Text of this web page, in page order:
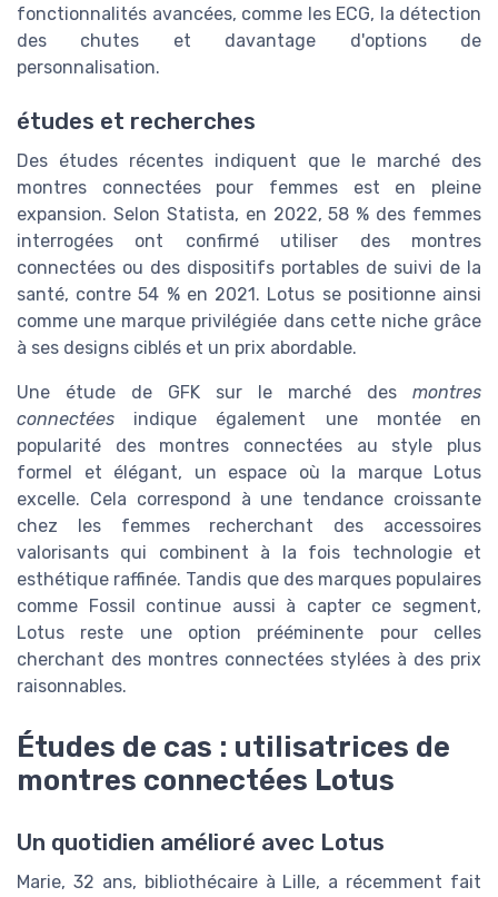
fonctionnalités avancées, comme les ECG, la détection
des chutes et davantage d'options de
personnalisation.
études et recherches
Des études récentes indiquent que le marché des
montres connectées pour femmes est en pleine
expansion. Selon Statista, en 2022, 58 % des femmes
interrogées ont confirmé utiliser des montres
connectées ou des dispositifs portables de suivi de la
santé, contre 54 % en 2021. Lotus se positionne ainsi
comme une marque privilégiée dans cette niche grâce
à ses designs ciblés et un prix abordable.
Une étude de GFK sur le marché des montres
connectées indique également une montée en
popularité des montres connectées au style plus
formel et élégant, un espace où la marque Lotus
excelle. Cela correspond à une tendance croissante
chez les femmes recherchant des accessoires
valorisants qui combinent à la fois technologie et
esthétique raffinée. Tandis que des marques populaires
comme Fossil continue aussi à capter ce segment,
Lotus reste une option prééminente pour celles
cherchant des montres connectées stylées à des prix
raisonnables.
Études de cas : utilisatrices de
montres connectées Lotus
Un quotidien amélioré avec Lotus
Marie, 32 ans, bibliothécaire à Lille, a récemment fait